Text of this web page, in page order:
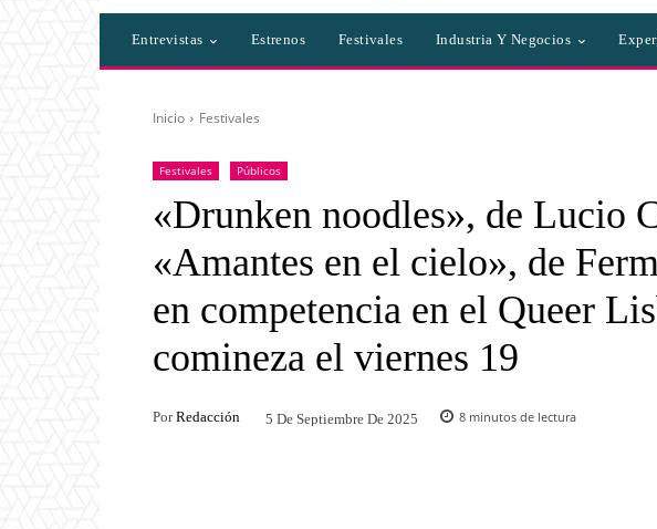
Entrevistas Estrenos Festivales Industria Y Negocios
Inicio Festivales
Festivales Públicos
«Drunken noodles», de Lucio
«Amantes en el cielo», de
en competencia en el Queer
comineza el viernes 19
Por Redacción 5 De Septiembre De 2025 8 minutos de lectura